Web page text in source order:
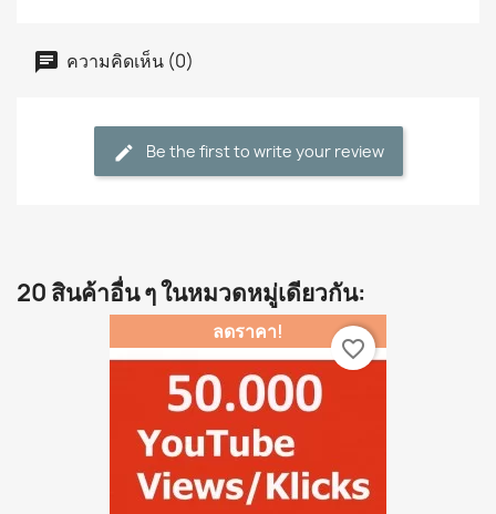
ความคิดเห็น (0)
Be the first to write your review
20 สินค้าอื่น ๆ ในหมวดหมู่เดียวกัน:
ลดราคา!
favorite_border